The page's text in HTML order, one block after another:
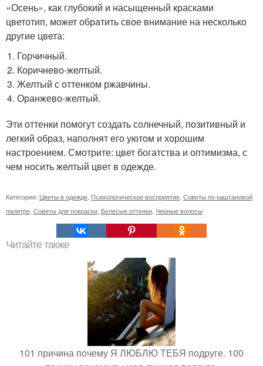
«Осень», как глубокий и насыщенный красками
цветотип, может обратить свое внимание на несколько
другие цвета:
Горчичный.
Коричнево-желтый.
Желтый с оттенком ржавчины.
Оранжево-желтый.
Эти оттенки помогут создать солнечный, позитивный и
легкий образ, наполнят его уютом и хорошим
настроением. Смотрите: цвет богатства и оптимизма, с
чем носить желтый цвет в одежде.
Категории: Цветы в одежде, Психологическое восприятие, Советы по каштановой
палитре, Советы для покраски, Белесые оттенки, Черные волосы
Читайте также
101 причина почему Я ЛЮБЛЮ ТЕБЯ подруге. 100